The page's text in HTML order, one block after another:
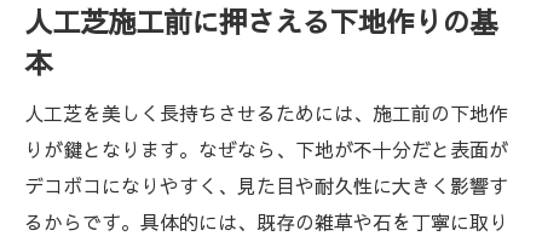
人工芝施工前に押さえる下地作りの基
本
人工芝を美しく長持ちさせるためには、施工前の下地作
りが鍵となります。なぜなら、下地が不十分だと表面が
デコボコになりやすく、見た目や耐久性に大きく影響す
るからです。具体的には、既存の雑草や石を丁寧に取り